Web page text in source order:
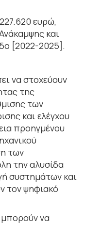
ευρώ,
και
[2022-2025].
να στοχεύουν
της
των
και ελέγχου
προηγμένου
των
την αλυσίδα
συστημάτων και
τον ψηφιακό
μπορούν να